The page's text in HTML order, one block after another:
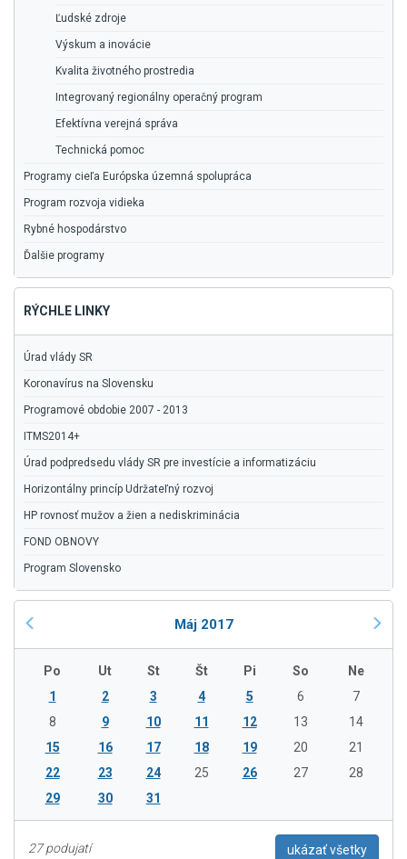
Ľudské zdroje
Výskum a inovácie
Kvalita životného prostredia
Integrovaný regionálny operačný program
Efektívna verejná správa
Technická pomoc
Programy cieľa Európska územná spolupráca
Program rozvoja vidieka
Rybné hospodárstvo
Ďalšie programy
RÝCHLE LINKY
Úrad vlády SR
Koronavírus na Slovensku
Programové obdobie 2007 - 2013
ITMS2014+
Úrad podpredsedu vlády SR pre investície a informatizáciu
Horizontálny princíp Udržateľný rozvoj
HP rovnosť mužov a žien a nediskriminácia
FOND OBNOVY
Program Slovensko
Máj 2017
Po Ut St Št Pi So
Ne
1
2 3 4 5 6
7
8
9 10 11 12 13
14
15
16 17 18 19 20
21
22
23 24 25 26 27
28
29
30 31
27 podujatí ukázať všetky